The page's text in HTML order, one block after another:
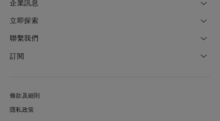
企業訊息
立即探索
聯繫我們
訂閱
條款及細則
隱私政策